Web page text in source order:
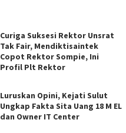
Curiga Suksesi Rektor Unsrat
Tak Fair, Mendiktisaintek
Copot Rektor Sompie, Ini
Profil Plt Rektor
Luruskan Opini, Kejati Sulut
Ungkap Fakta Sita Uang 18 M EL
dan Owner IT Center